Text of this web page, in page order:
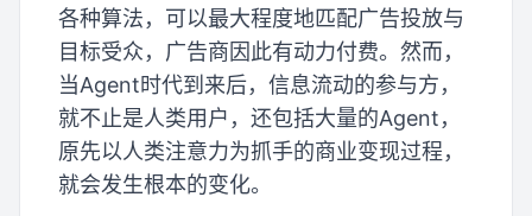
各种算法，可以最大程度地匹配广告投放与
目标受众，广告商因此有动力付费。然而，
当Agent时代到来后，信息流动的参与方，
就不止是人类用户，还包括大量的Agent，
原先以人类注意力为抓手的商业变现过程，
就会发生根本的变化。